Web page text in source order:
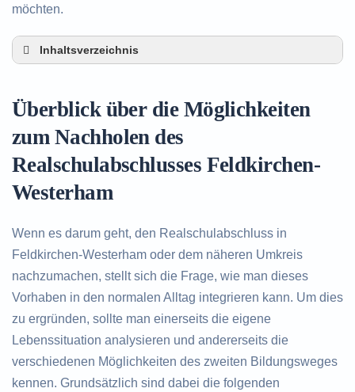
möchten.
Inhaltsverzeichnis
Westerham
Alternativen zum nachträglichen Erwerb des
Realschulabschlusses in Feldkirchen-
Westerham
Beratung in Feldkirchen-Westerham rund um das
Nachholen des Realschulabschlusses
Überblick über die Möglichkeiten
zum Nachholen des
Realschulabschlusses Feldkirchen-
Westerham
Wenn es darum geht, den Realschulabschluss in
Feldkirchen-Westerham oder dem näheren Umkreis
nachzumachen, stellt sich die Frage, wie man dieses
Vorhaben in den normalen Alltag integrieren kann. Um dies
zu ergründen, sollte man einerseits die eigene
Lebenssituation analysieren und andererseits die
verschiedenen Möglichkeiten des zweiten Bildungsweges
kennen. Grundsätzlich sind dabei die folgenden